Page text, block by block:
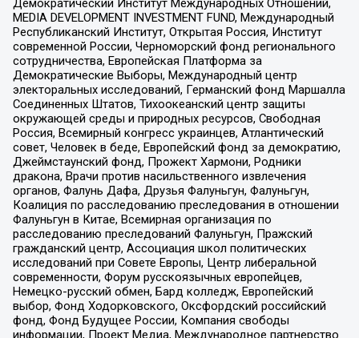
Демократический Институт Международных Отношений,
MEDIA DEVELOPMENT INVESTMENT FUND, Международный
Республиканский Институт, Открытая Россия, Институт
современной России, Черноморский фонд регионального
сотрудничества, Европейская Платформа за
Демократические Выборы, Международный центр
электоральных исследований, Германский фонд Маршалла
Соединенных Штатов, Тихоокеанский центр защиты
окружающей среды и природных ресурсов, Свободная
Россия, Всемирный конгресс украинцев, Атлантический
совет, Человек в беде, Европейский фонд за демократию,
Джеймстаунский фонд, Прожект Хармони, Родники
дракона, Врачи против насильственного извлечения
органов, Фалунь Дафа, Друзья Фалуньгун, Фалуньгун,
Коалиция по расследованию преследования в отношении
Фалуньгун в Китае, Всемирная организация по
расследованию преследований Фалуньгун, Пражский
гражданский центр, Ассоциация школ политических
исследований при Совете Европы, Центр либеральной
современности, Форум русскоязычных европейцев,
Немецко-русский обмен, Бард колледж, Европейский
выбор, Фонд Ходорковского, Оксфордский российский
фонд, Фонд Будущее России, Компания свободы
информации, Проект Медиа, Международное партнерство